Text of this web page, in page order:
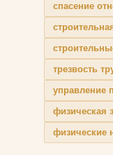
спасение
трезвость
управление
физическая
физические